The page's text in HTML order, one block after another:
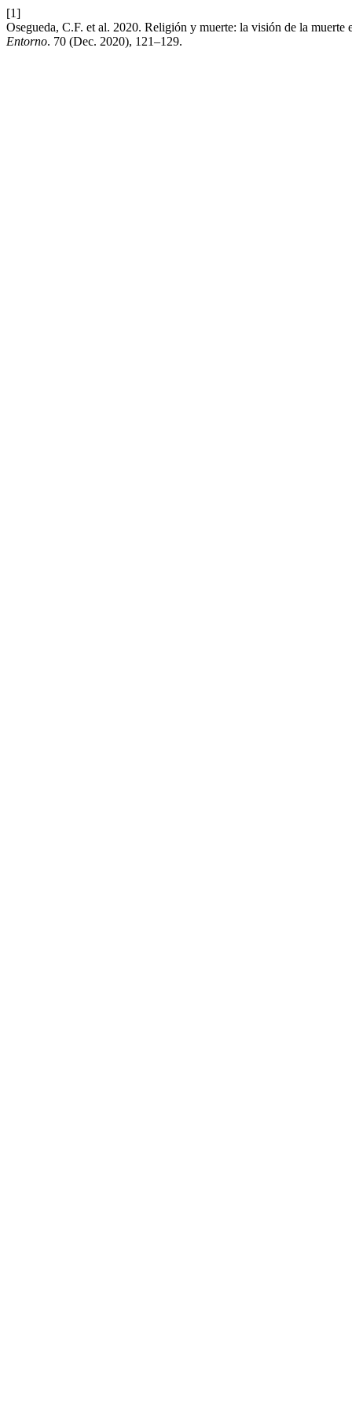
[1]
Osegueda, C.F. et al. 2020. Religión y muerte: la visión de la
Entorno. 70 (Dec. 2020), 121–129.